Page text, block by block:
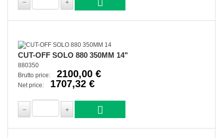
CUT-OFF SOLO 880 350MM 14"
880350
Brutto price:
2100,00 €
Net price: 1707,32 €